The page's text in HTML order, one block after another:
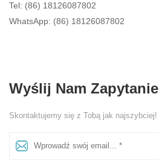
Tel: (86) 18126087802
WhatsApp: (86) 18126087802
Wyślij Nam Zapytanie
Skontaktujemy się z Tobą jak najszybciej!